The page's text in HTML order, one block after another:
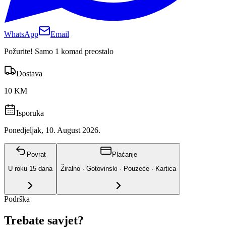
WhatsApp
Email
Požurite! Samo 1 komad preostalo
Dostava
10 KM
Isporuka
Ponedjeljak, 10. August 2026.
Povrat
U roku 15 dana
Plaćanje
Žiralno · Gotovinski · Pouzeće · Kartica
Podrška
Trebate savjet?